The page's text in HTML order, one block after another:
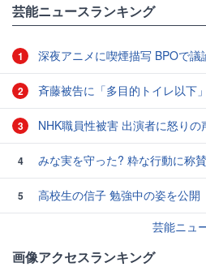
芸能ニュースランキング
1 深夜アニメに喫煙描写 BPOで議
2 斉藤被告に「多目的トイレ以下」
3 NHK職員性被害 出演者に怒りの
4 みな実を守った? 粋な行動に称賛
5
高校生の信子 勉強中の姿を公開
芸能ニュ
画像アクセスランキング